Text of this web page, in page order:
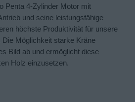
Penta 4-Zylinder Motor mit
und seine leistungsfähige
höchste Produktivität für unsere
Die Möglichkeit starke Kräne
Bild ab und ermöglicht diese
Holz einzusetzen.